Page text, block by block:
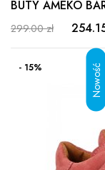
BUTY AMEKO
299.00 zł
- 15%